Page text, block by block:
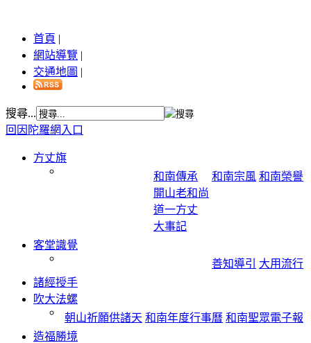
首頁 |
網站導覽 |
交通地圖 |
搜尋...
回因陀羅網入口
方丈旗
和南傳承
開山老和尚
道一方丈
大事記
和南宗風 和南榮譽
客堂識覺
善知導引
大用流行
諸經授手
吹大法螺
朝山祈願供諸天 和南年度行事曆 和南聖眾電子報
造福勝境